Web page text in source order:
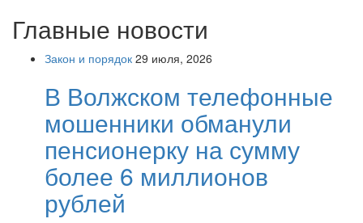
Главные новости
Закон и порядок 29 июля, 2026
В Волжском телефонные
мошенники обманули
пенсионерку на сумму
более 6 миллионов
рублей